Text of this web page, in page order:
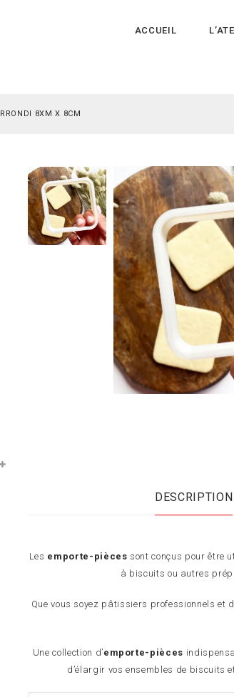
ACCUEIL
8XM X 8CM
DESCRIPTION
Les emporte-pièces sont conçus pour être
à biscuits ou autres
Que vous soyez pâtissiers professionnels et
Une collection d’emporte-pièces
d’élargir vos ensembles de biscuits